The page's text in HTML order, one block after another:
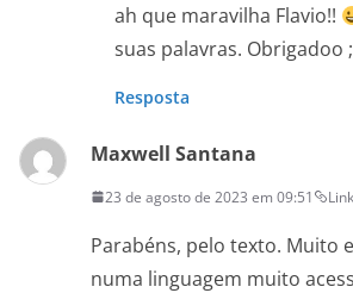
ah que maravilha Flavio!!
suas palavras. Obrigadoo
Resposta
Maxwell Santana
23 de agosto de 2023 em 09:51
Parabéns, pelo texto. Muito
numa linguagem muito